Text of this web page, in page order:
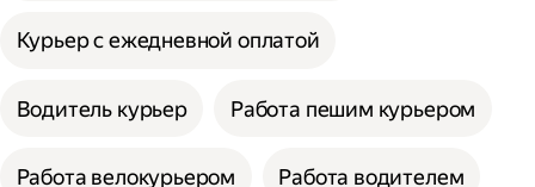
Курьер с ежедневной оплатой
Водитель курьер Работа пешим курьером
Работа велокурьером Работа водителем